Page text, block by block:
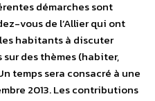
démarches sont
vous de l’Allier qui ont
habitants à discuter
des thèmes (habiter,
temps sera consacré à une
2013. Les contributions